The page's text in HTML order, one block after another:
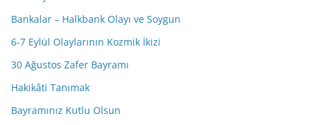
Bankalar – Halkbank Olayı ve Soygun
6-7 Eylül Olaylarının Kozmik İkizi
30 Ağustos Zafer Bayramı
Hakikâti Tanımak
Bayramınız Kutlu Olsun